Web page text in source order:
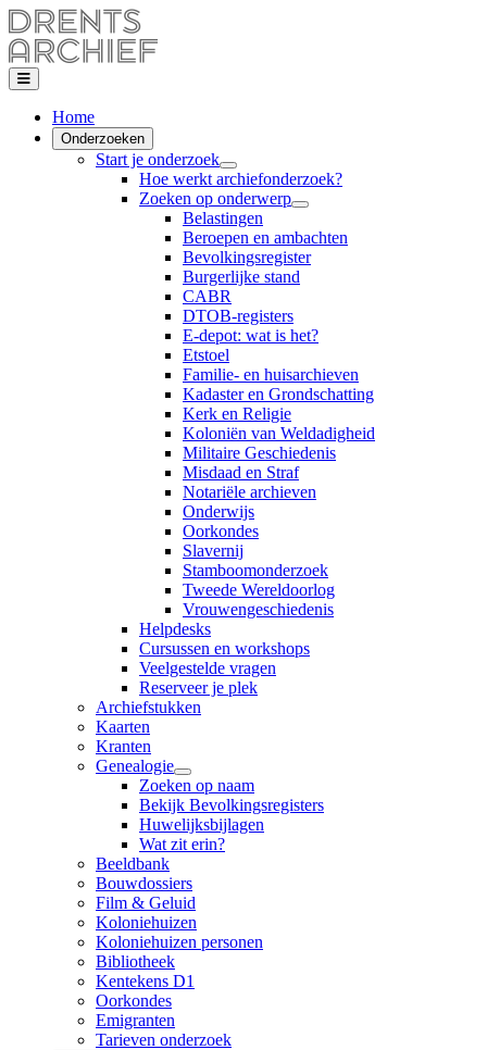
Home
Onderzoeken
Start je onderzoek
Hoe werkt archiefonderzoek?
Zoeken op onderwerp
Belastingen
Beroepen en ambachten
Bevolkingsregister
Burgerlijke stand
CABR
DTOB-registers
E-depot: wat is het?
Etstoel
Familie- en huisarchieven
Kadaster en Grondschatting
Kerk en Religie
Koloniën van Weldadigheid
Militaire Geschiedenis
Misdaad en Straf
Notariële archieven
Onderwijs
Oorkondes
Slavernij
Stamboomonderzoek
Tweede Wereldoorlog
Vrouwengeschiedenis
Helpdesks
Cursussen en workshops
Veelgestelde vragen
Reserveer je plek
Archiefstukken
Kaarten
Kranten
Genealogie
Zoeken op naam
Bekijk Bevolkingsregisters
Huwelijksbijlagen
Wat zit erin?
Beeldbank
Bouwdossiers
Film & Geluid
Koloniehuizen
Koloniehuizen personen
Bibliotheek
Kentekens D1
Oorkondes
Emigranten
Tarieven onderzoek